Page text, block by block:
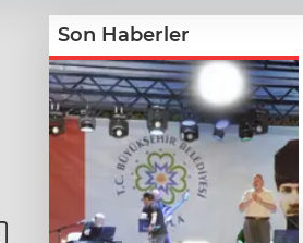
Son Haberler